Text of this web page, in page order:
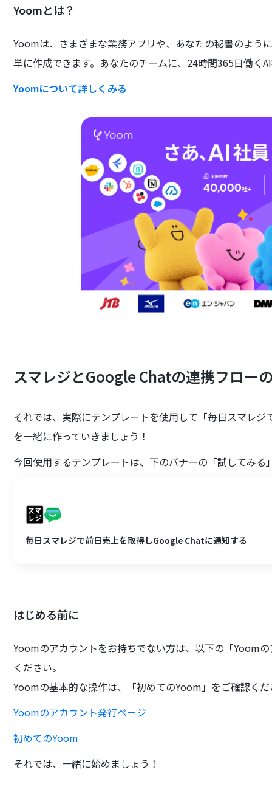
Yoomとは？
Yoomは、さまざまな業務アプリや、あなたの秘書のよう
単に作成できます。あなたのチームに、24時間365日働く
Yoomについて詳しくみる
スマレジとGoogle Chatの連携フロー
それでは、実際にテンプレートを使用して「毎日スマレ
を一緒に作っていきましょう！
今回使用するテンプレートは、下のバナーの「試してみる
毎日スマレジで前日売上を取得しGoogle Chatに通知する
はじめる前に
Yoomのアカウントをお持ちでない方は、以下の「Yoom
ください。
Yoomの基本的な操作は、「初めてのYoom」をご確認く
Yoomのアカウント発行ページ
初めてのYoom
それでは、一緒に始めましょう！